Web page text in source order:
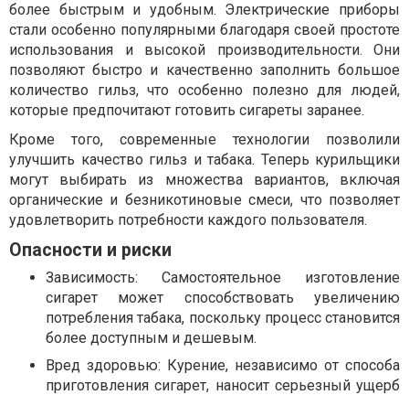
более быстрым и удобным. Электрические приборы
стали особенно популярными благодаря своей простоте
использования и высокой производительности. Они
позволяют быстро и качественно заполнить большое
количество гильз, что особенно полезно для людей,
которые предпочитают готовить сигареты заранее.
Кроме того, современные технологии позволили
улучшить качество гильз и табака. Теперь курильщики
могут выбирать из множества вариантов, включая
органические и безникотиновые смеси, что позволяет
удовлетворить потребности каждого пользователя.
Опасности и риски
Зависимость: Самостоятельное изготовление
сигарет может способствовать увеличению
потребления табака, поскольку процесс становится
более доступным и дешевым.
Вред здоровью: Курение, независимо от способа
приготовления сигарет, наносит серьезный ущерб